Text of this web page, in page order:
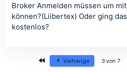
Broker Anmelden müssen um
können?(Liibertex) Oder ging
kostenlos?
Erste Vorherige 3 von 7